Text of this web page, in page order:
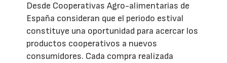
Desde Cooperativas Agro-alimentarias de
España consideran que el periodo estival
constituye una oportunidad para acercar los
productos cooperativos a nuevos
consumidores. Cada compra realizada